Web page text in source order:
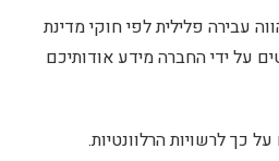
עבירה פלילית לפי חוקי מדינת
על ידי החברה מידע אודותיכם
לרשויות הרלוונטיות.